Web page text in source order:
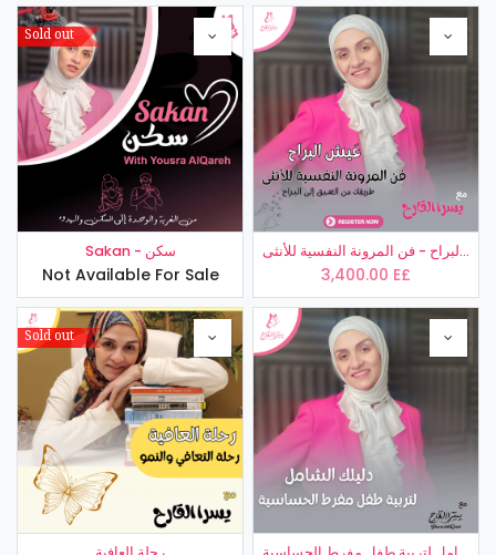
Sold out
Sakan - سكن
Not Available For Sale
عَيش البراح - فن المرونة النفسية للأنثى
3,400.00 E£
Sold out